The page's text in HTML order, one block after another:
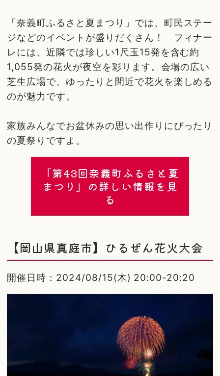
「奈義町ふるさと夏まつり」では、町民ステー
ジなどのイベントが盛りだくさん！ フィナー
レには、近隣では珍しい1尺玉15発を含む約
1,055発の花火が夜空を彩ります。会場の広い
芝生広場で、ゆったりと間近で花火を楽しめる
のが魅力です。
家族みんなでお盆休みの思い出作りにぴったり
の夏祭りですよ。
「第43回奈義町ふるさと夏
まつり」の詳しい情報を見
る
【岡山県真庭市】ひるぜん花火大会
開催日時：2024/08/15(木) 20:00-20:20